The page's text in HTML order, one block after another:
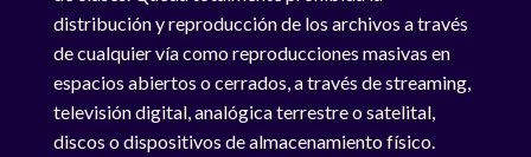
distribución y reproducción de los archivos a través
de cualquier vía como reproducciones masivas en
espacios abiertos o cerrados, a través de streaming,
televisión digital, analógica terrestre o satelital,
discos o dispositivos de almacenamiento físico.